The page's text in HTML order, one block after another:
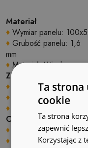
Materiał
♦ Wymiar panelu:
♦ Grubość panelu: 1,6
mm
♦ Materiał: Winyl
Zastosowanie
♦ Wnętrza pomieszczeń;
♦ Ściany, podłogi, sufity;
♦
Cechy produktu
♦ Gładka i struktura;
♦ Szybki i łatwy montaż;
Ta
cookie
Ta strona
zapewnić
Korzystając z